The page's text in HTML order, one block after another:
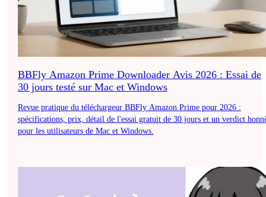
BBFly Amazon Prime Downloader Avis 2026 : Essai de
30 jours testé sur Mac et Windows
Revue pratique du téléchargeur BBFly Amazon Prime pour 2026 :
spécifications, prix, détail de l'essai gratuit de 30 jours et un verdict
pour les utilisateurs de Mac et Windows.